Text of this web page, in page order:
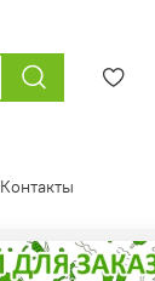
Контакты